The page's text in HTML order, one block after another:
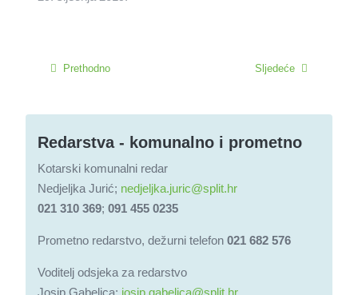
Prethodno Sljedeće
Redarstva - komunalno i prometno
Kotarski komunalni redar
Nedjeljka Jurić; nedjeljka.juric@split.hr
021 310 369; 091 455 0235
Prometno redarstvo, dežurni telefon 021 682 576
Voditelj odsjeka za redarstvo
Josip Gabelica; josip.gabelica@split.hr